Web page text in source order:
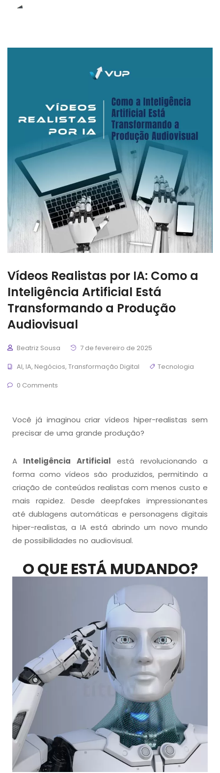
Vídeos Realistas por IA: Como a
Inteligência Artificial Está
Transformando a Produção
Audiovisual
Beatriz Sousa
7 de fevereiro de 2025
AI, IA, Negócios, Transformação Digital
Tecnologia
0 Comments
Você já imaginou criar vídeos hiper-realistas sem
precisar de uma grande produção?
A Inteligência Artificial está revolucionando a
forma como vídeos são produzidos, permitindo a
criação de conteúdos realistas com menos custo e
mais rapidez. Desde deepfakes impressionantes
até dublagens automáticas e personagens digitais
hiper-realistas, a IA está abrindo um novo mundo
de possibilidades no audiovisual.
O QUE ESTÁ MUDANDO?